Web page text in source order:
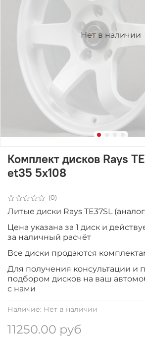
Нет в наличии
(0)
Наличие: Нет в наличии
Комплект дисков Rays
et35 5x108
11250.00 руб
Литые диски Rays TE37SL
Цена указана за 1 диск и
за наличный расчёт
Все диски продаютcя
Для получения консультации и
подбором дисков на ваш
с нами